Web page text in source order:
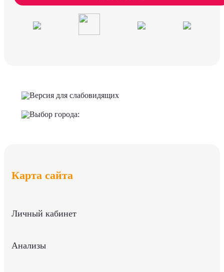
Версия для слабовидящих
Выбор города:
Карта сайта
Личный кабинет
Анализы